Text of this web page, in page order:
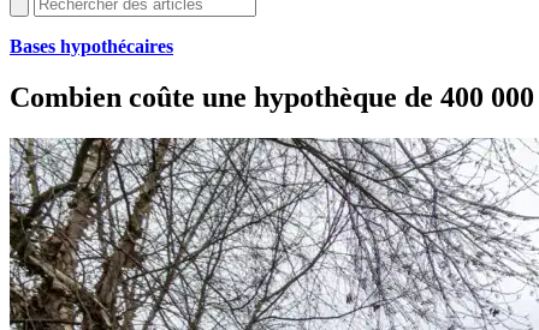
Bases hypothécaires
Combien coûte une hypothèque de 400 000